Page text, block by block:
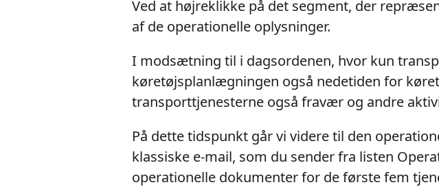
Ved at højreklikke på det segment, der
af de operationelle oplysninger.
I modsætning til i dagsordenen, hvor kun
køretøjsplanlægningen også nedetiden for
transporttjenesterne også fravær og andre
På dette tidspunkt går vi videre til den
klassiske e-mail, som du sender fra listen
operationelle dokumenter for de første fem